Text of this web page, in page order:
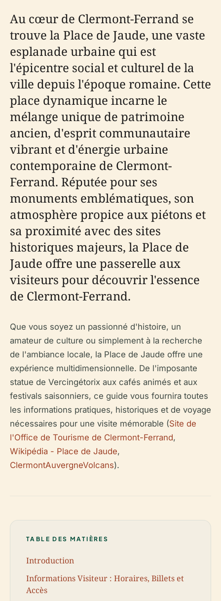
Au cœur de Clermont-Ferrand se
trouve la Place de Jaude, une vaste
esplanade urbaine qui est
l'épicentre social et culturel de la
ville depuis l'époque romaine. Cette
place dynamique incarne le
mélange unique de patrimoine
ancien, d'esprit communautaire
vibrant et d'énergie urbaine
contemporaine de Clermont-
Ferrand. Réputée pour ses
monuments emblématiques, son
atmosphère propice aux piétons et
sa proximité avec des sites
historiques majeurs, la Place de
Jaude offre une passerelle aux
visiteurs pour découvrir l'essence
de Clermont-Ferrand.
Que vous soyez un passionné d'histoire, un
amateur de culture ou simplement à la recherche
de l'ambiance locale, la Place de Jaude offre une
expérience multidimensionnelle. De l'imposante
statue de Vercingétorix aux cafés animés et aux
festivals saisonniers, ce guide vous fournira toutes
les informations pratiques, historiques et de voyage
nécessaires pour une visite mémorable (Site de
l'Office de Tourisme de Clermont-Ferrand,
Wikipédia - Place de Jaude,
ClermontAuvergneVolcans).
TABLE DES MATIÈRES
Introduction
Informations Visiteur : Horaires, Billets et
Accès